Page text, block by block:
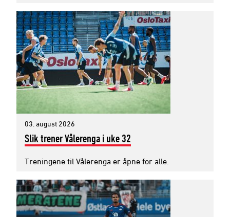
03. august 2026
Slik trener Vålerenga i uke 32
Treningene til Vålerenga er åpne for alle.